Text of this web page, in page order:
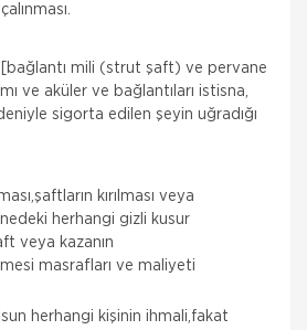
[bağlantı mili (strut şaft) ve pervane
ve aküler ve bağlantıları istisna,
sigorta edilen şeyin uğradığı
kırılması veya
herhangi gizli kusur
veya kazanın
masrafları ve maliyeti
herhangi kişinin ihmali,fakat